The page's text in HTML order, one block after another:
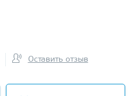
Оставить отзыв